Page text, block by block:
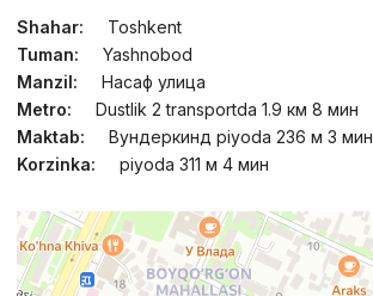
Shahar:
Toshkent
Tuman:
Yashnobod
Manzil:
Насаф улица
Metro:
Dustlik 2 transportda 1.9 км 8 мин
Maktab:
Вундеркинд piyoda 236 м 3 мин
Korzinka:
piyoda 311 м 4 мин